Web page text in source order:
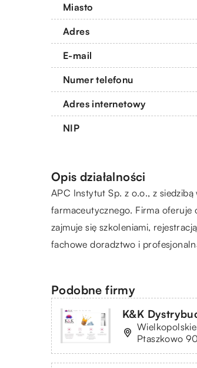
Miasto
Adres
E-mail
Numer telefonu
Adres internetowy
NIP
Opis działalności
APC Instytut Sp. z o.o., z
farmaceutycznego. Firma oferuje
zajmuje się szkoleniami,
fachowe doradztwo i
Podobne firmy
K&K
Ptaszkowo 90